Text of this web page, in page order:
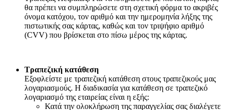
θα πρέπει να συμπληρώσετε στη σχετική φόρμα το ακριβές
όνομα κατόχου, τον αριθμό και την ημερομηνία λήξης της
πιστωτικής σας κάρτας, καθώς και τον τριψήφιο αριθμό
(CVV) που βρίσκεται στο πίσω μέρος της κάρτας.
Τραπεζική κατάθεση
Εξοφλείστε με τραπεζική κατάθεση στους τραπεζικούς μας
λογαριασμούς. Η διαδικασία για κατάθεση σε τραπεζικό
λογαριασμό της εταιρείας είναι η εξής:
Κατά την ολοκλήρωση της παραγγελίας σας διαλέγετε